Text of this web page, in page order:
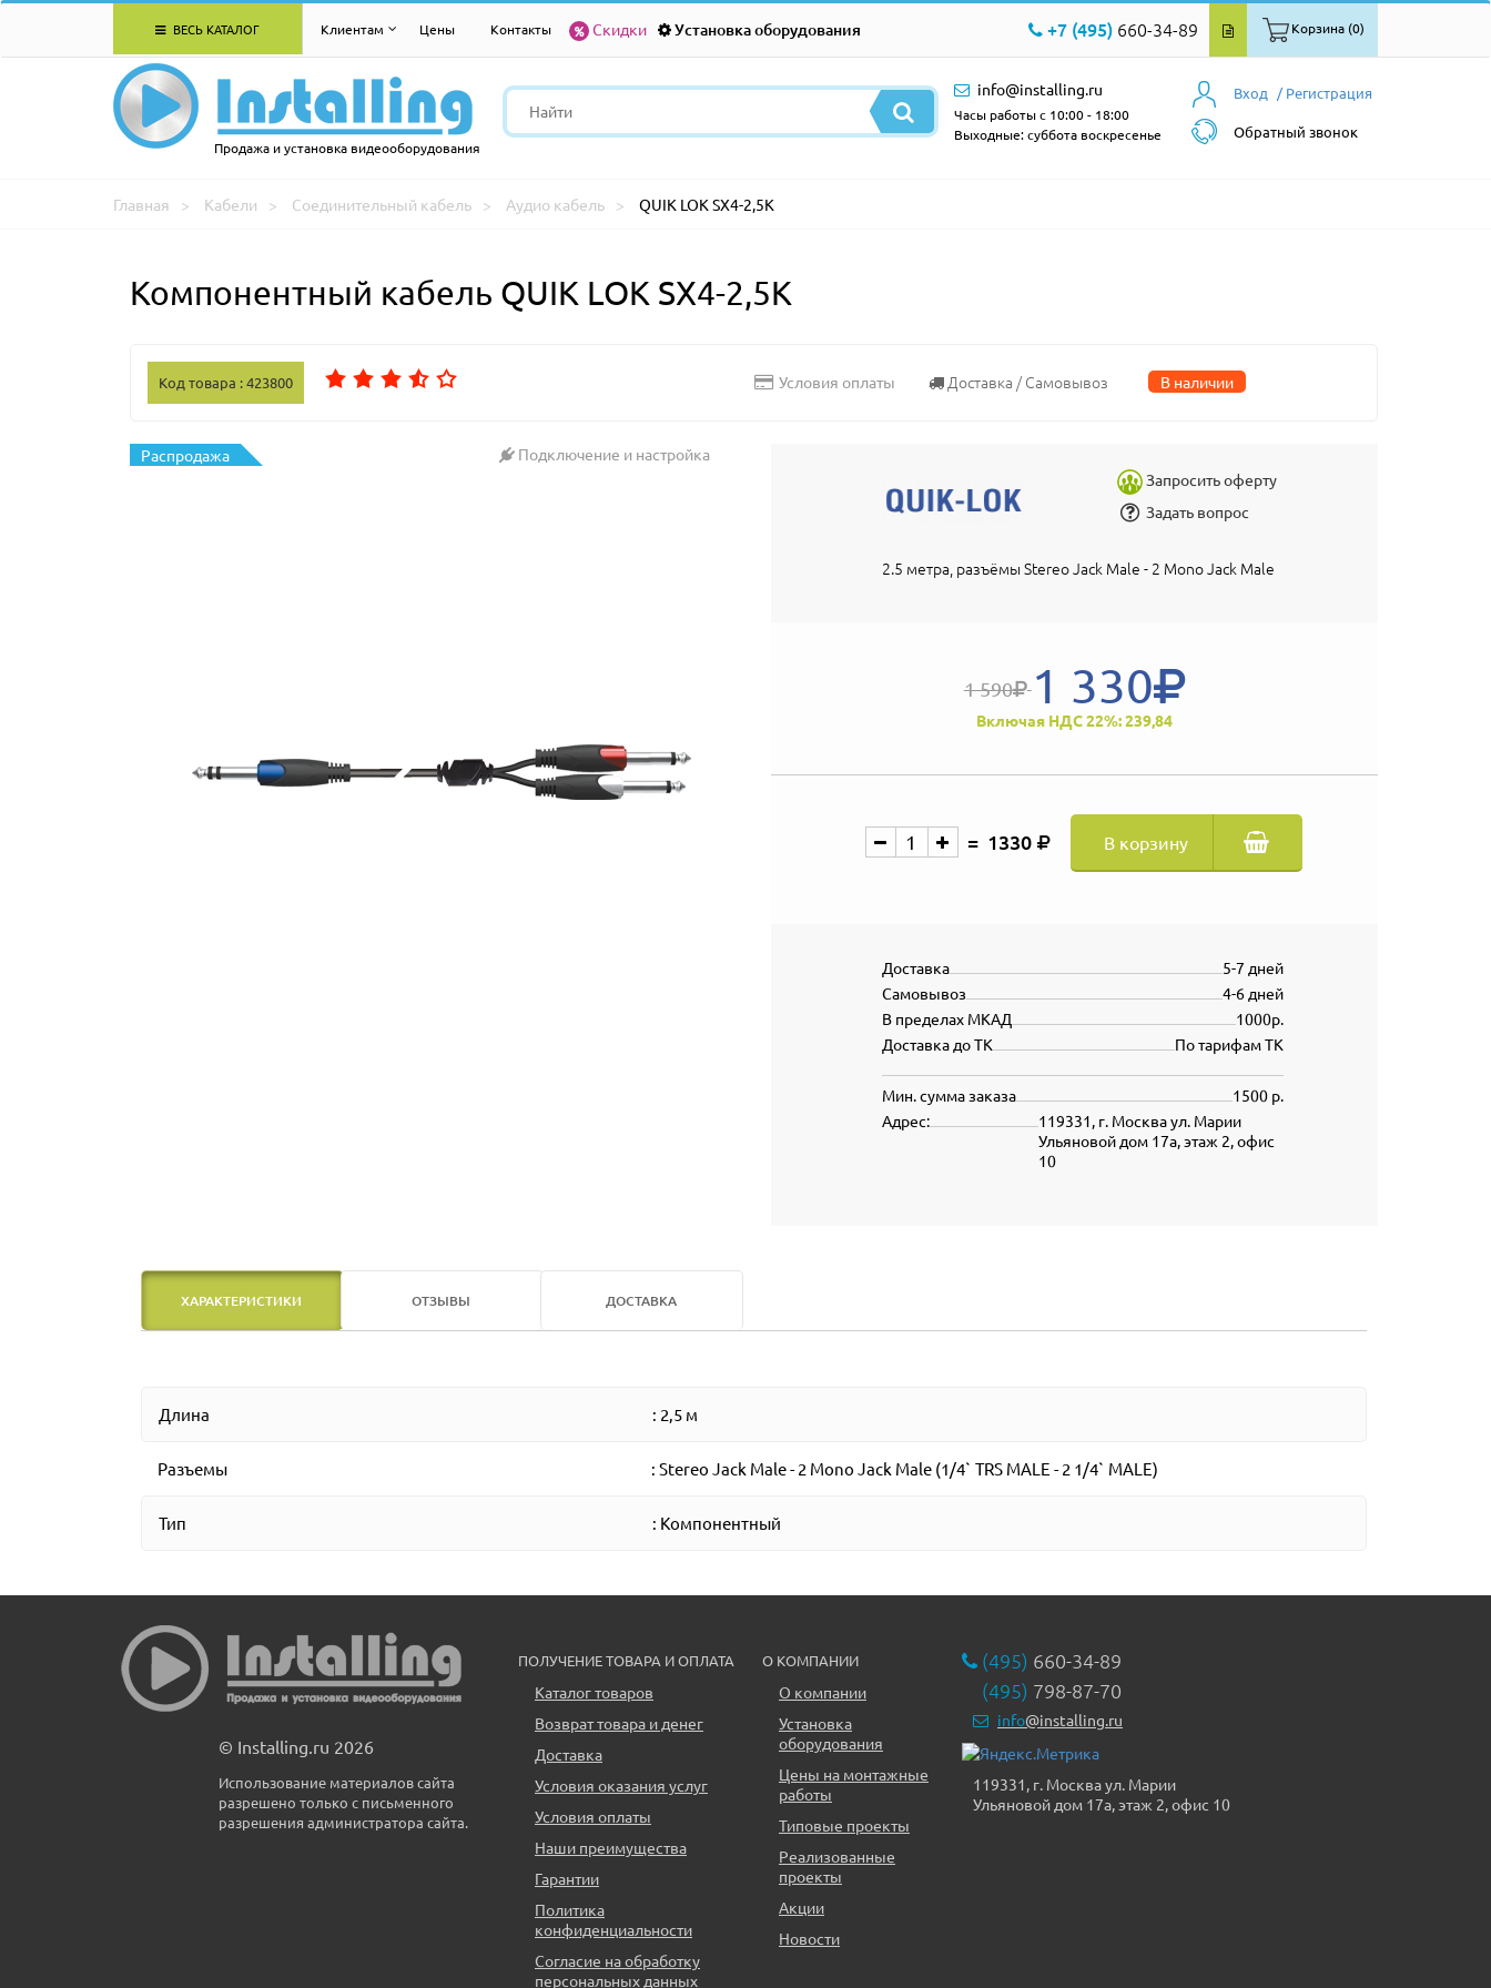
ВЕСЬ КАТАЛОГ Клиентам Цены Контакты Скидки Установка оборудования +7 (495) 660-34-89 Корзина (0)
Продажа и установка видеооборудования
Вход / Регистрация
Обратный звонок
info@installing.ru
Часы работы с 10:00 - 18:00
Выходные: суббота воскресенье
Главная Кабели Соединительный кабель Аудио кабель QUIK LOK SX4-2,5K
Компонентный кабель QUIK LOK SX4-2,5K
Код товара : 423800 Условия оплаты Доставка / Самовывоз В наличии
Распродажа
Подключение и настройка
Запросить оферту
Задать вопрос
2.5 метра, разъёмы Stereo Jack Male - 2 Mono Jack Male
1 590 1 330
Включая НДС 22%: 239,84
1330 В корзину
5-7 дней
Доставка
4-6 дней
Самовывоз
1000р.
В пределах МКАД
По тарифам ТК
Доставка до ТК
1500 р.
Мин. сумма заказа
119331, г. Москва ул. Марии
Ульяновой дом 17а, этаж 2, офис
10
Адрес:
ХАРАКТЕРИСТИКИ ОТЗЫВЫ ДОСТАВКА
Длина : 2,5 м
Разъемы : Stereo Jack Male - 2 Mono Jack Male (1/4` TRS MALE - 2 1/4` MALE)
Тип : Компонентный
© Installing.ru 2026
Использование материалов сайта
разрешено только с письменного
разрешения администратора сайта.
ПОЛУЧЕНИЕ ТОВАРА И ОПЛАТА
Каталог товаров
Возврат товара и денег
Доставка
Условия оказания услуг
Условия оплаты
Наши преимущества
Гарантии
Политика
конфиденциальности
Согласие на обработку
персональных данных
О КОМПАНИИ
О компании
Установка
оборудования
Цены на монтажные
работы
Типовые проекты
Реализованные
проекты
Акции
Новости
(495) 660-34-89
(495) 798-87-70
info@installing.ru
119331, г. Москва ул. Марии
Ульяновой дом 17а, этаж 2, офис 10